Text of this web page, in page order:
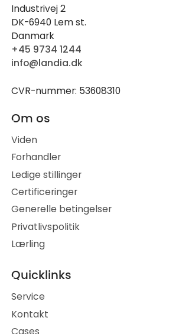
Industrivej 2
DK-6940 Lem st.
Danmark
+45 9734 1244
info@landia.dk
CVR-nummer: 53608310
Om os
Viden
Forhandler
Ledige stillinger
Certificeringer
Generelle betingelser
Privatlivspolitik
Lærling
Quicklinks
Service
Kontakt